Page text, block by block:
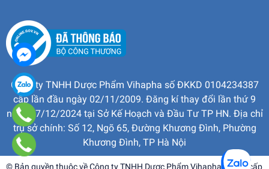
Công ty TNHH Dược Phẩm Vihapha số ĐKKD 0104234387
cấp lần đầu ngày 02/11/2009. Đăng kí thay đổi lần thứ 9
ngày 17/12/2024 tại Sở Kế Hoạch và Đầu Tư TP HN. Địa chỉ
trụ sở chính: Số 12, Ngõ 65, Đường Khương Đình, Phường
Khương Đình, TP Hà Nội
© Bản quyền thuộc vềCông ty TNHH Dược Phẩm Vihapha| Cung cấp